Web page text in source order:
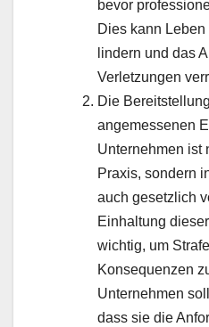
bevor
Dies kann
lindern und das
Verletzungen
Die
angemessenen
Unternehmen ist
Praxis, sondern
auch gesetzlich
Einhaltung
wichtig, um
Konsequenzen
Unternehmen
dass sie die